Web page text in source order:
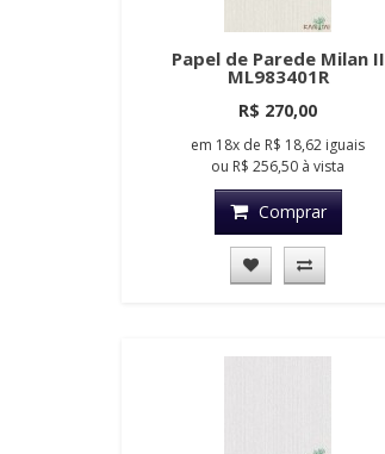
Papel de Parede Milan II
ML983401R
R$ 270,00
em 18x de R$ 18,62 iguais
ou R$ 256,50 à vista
Comprar